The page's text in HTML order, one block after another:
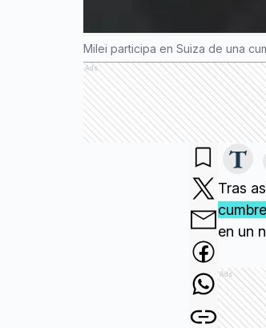
Milei participa en Suiza de una
Ads
Tras
en un
Ads